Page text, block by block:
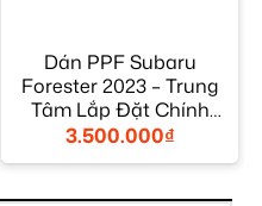
Dán PPF Subaru
Forester 2023 – Trung
Tâm Lắp Đặt Chính
Hãng Uy Tín TPHCM
3.500.000₫